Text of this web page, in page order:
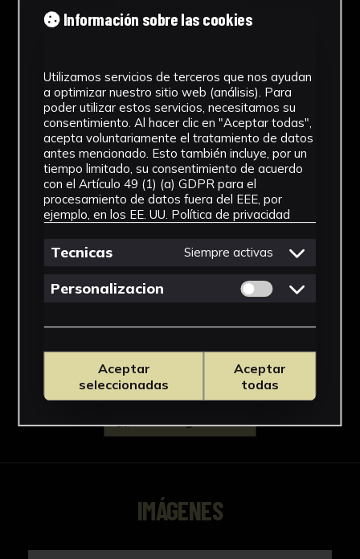
Tipología
Cronología
SF
Materiales
Vidrio
Ubicación
Facultad de Farmacia
Ver más
Descargar Ficha
IMÁGENES
Información sobre las cookies
Utilizamos servicios de terceros que nos ayudan
a optimizar nuestro sitio web (análisis). Para
poder utilizar estos servicios, necesitamos su
consentimiento. Al hacer clic en "Aceptar todas",
acepta voluntariamente el tratamiento de datos
antes mencionado. Esto también incluye, por un
tiempo limitado, su consentimiento de acuerdo
con el Artículo 49 (1) (a) GDPR para el
procesamiento de datos fuera del EEE, por
ejemplo, en los EE. UU. Política de privacidad
Tecnicas Siempre activas
Personalizacion Permitir cookies
Aceptar
seleccionadas
Aceptar
todas